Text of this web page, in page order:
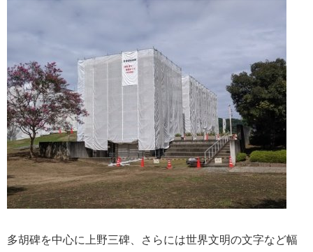
多胡碑を中心に上野三碑、さらには世界文明の文字など幅